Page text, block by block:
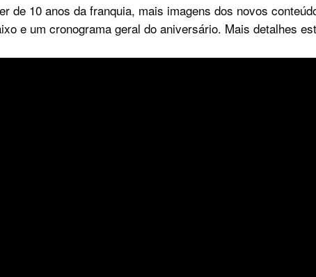
de 10 anos da franquia, mais imagens dos novos
e um cronograma geral do aniversário. Mais detalhes